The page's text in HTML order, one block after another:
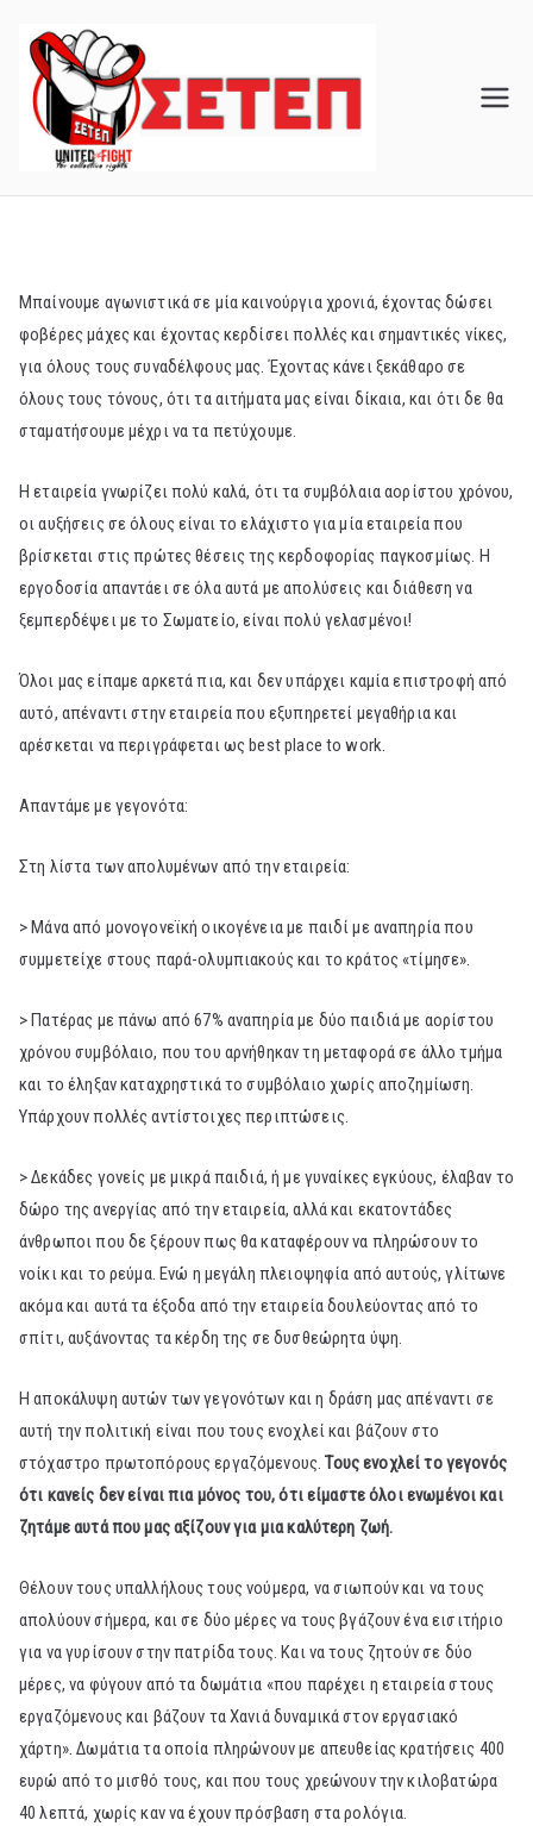
content
Μπαίνουμε αγωνιστικά σε μία καινούργια χρονιά, έχοντας δώσει
φοβέρες μάχες και έχοντας κερδίσει πολλές και σημαντικές νίκες,
για όλους τους συναδέλφους μας. Έχοντας κάνει ξεκάθαρο σε
όλους τους τόνους, ότι τα αιτήματα μας είναι δίκαια, και ότι δε θα
σταματήσουμε μέχρι να τα πετύχουμε.
Η εταιρεία γνωρίζει πολύ καλά, ότι τα συμβόλαια αορίστου χρόνου,
οι αυξήσεις σε όλους είναι το ελάχιστο για μία εταιρεία που
βρίσκεται στις πρώτες θέσεις της κερδοφορίας παγκοσμίως. Η
εργοδοσία απαντάει σε όλα αυτά με απολύσεις και διάθεση να
ξεμπερδέψει με το Σωματείο, είναι πολύ γελασμένοι!
Όλοι μας είπαμε αρκετά πια, και δεν υπάρχει καμία επιστροφή από
αυτό, απέναντι στην εταιρεία που εξυπηρετεί μεγαθήρια και
αρέσκεται να περιγράφεται ως best place to work.
Απαντάμε με γεγονότα:
Στη λίστα των απολυμένων από την εταιρεία:
> Μάνα από μονογονεϊκή οικογένεια με παιδί με αναπηρία που
συμμετείχε στους παρά-ολυμπιακούς και το κράτος «τίμησε».
> Πατέρας με πάνω από 67% αναπηρία με δύο παιδιά με αορίστου
χρόνου συμβόλαιο, που του αρνήθηκαν τη μεταφορά σε άλλο τμήμα
και το έληξαν καταχρηστικά το συμβόλαιο χωρίς αποζημίωση.
Υπάρχουν πολλές αντίστοιχες περιπτώσεις.
> Δεκάδες γονείς με μικρά παιδιά, ή με γυναίκες εγκύους, έλαβαν το
δώρο της ανεργίας από την εταιρεία, αλλά και εκατοντάδες
άνθρωποι που δε ξέρουν πως θα καταφέρουν να πληρώσουν το
νοίκι και το ρεύμα. Ενώ η μεγάλη πλειοψηφία από αυτούς, γλίτωνε
ακόμα και αυτά τα έξοδα από την εταιρεία δουλεύοντας από το
σπίτι, αυξάνοντας τα κέρδη της σε δυσθεώρητα ύψη.
Η αποκάλυψη αυτών των γεγονότων και η δράση μας απέναντι σε
αυτή την πολιτική είναι που τους ενοχλεί και βάζουν στο
στόχαστρο πρωτοπόρους εργαζόμενους.Τους ενοχλεί το γεγονός
ότι κανείς δεν είναι πια μόνος του, ότι είμαστε όλοι ενωμένοι και
ζητάμε αυτά που μας αξίζουν για μια καλύτερη ζωή.
Θέλουν τους υπαλλήλους τους νούμερα, να σιωπούν και να τους
απολύουν σήμερα, και σε δύο μέρες να τους βγάζουν ένα εισιτήριο
για να γυρίσουν στην πατρίδα τους. Και να τους ζητούν σε δύο
μέρες, να φύγουν από τα δωμάτια «που παρέχει η εταιρεία στους
εργαζόμενους και βάζουν τα Χανιά δυναμικά στον εργασιακό
χάρτη». Δωμάτια τα οποία πληρώνουν με απευθείας κρατήσεις 400
ευρώ από το μισθό τους, και που τους χρεώνουν την κιλοβατώρα
40 λεπτά, χωρίς καν να έχουν πρόσβαση στα ρολόγια.